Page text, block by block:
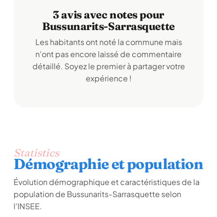
3 avis avec notes pour
Bussunarits-Sarrasquette
Les habitants ont noté la commune mais
n'ont pas encore laissé de commentaire
détaillé. Soyez le premier à partager votre
expérience !
Statistics
Démographie et population
Évolution démographique et caractéristiques de la
population de Bussunarits-Sarrasquette selon
l'INSEE.